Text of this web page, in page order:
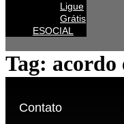
Ligue
Grátis
ESOCIAL
Tag: acordo
Contato